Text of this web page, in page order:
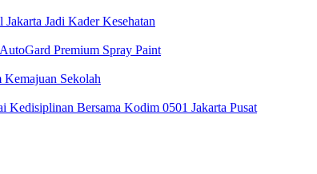
Jadi Kader Kesehatan
Premium Spray Paint
Sekolah
Bersama Kodim 0501 Jakarta Pusat